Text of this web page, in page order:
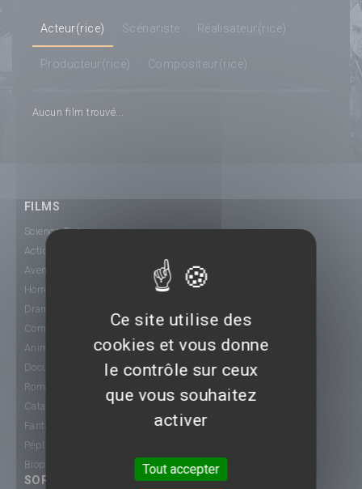
Acteur(rice) Scénariste Réalisateur(rice)
Producteur(rice) Compositeur(rice)
Aucun film trouvé...
FILMS
Science-Fiction
Action
Aventure
Horreur
Drame
Comédie
Animation
Documentaire
Romance
Catastrophe
Fantastique
Péplum
Biopic
SORTIE CINÉ
Ce site utilise des
cookies et vous donne
le contrôle sur ceux
que vous souhaitez
activer
Tout accepter